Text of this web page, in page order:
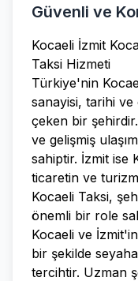
Güvenli ve
Kocaeli İzmit
Taksi Hizmeti
Türkiye'nin
sanayisi, tarihi
çeken bir
ve gelişmiş
sahiptir. İzmit ise
ticaretin ve
Kocaeli Taksi,
önemli bir role
Kocaeli ve
bir şekilde
tercihtir. Uzman